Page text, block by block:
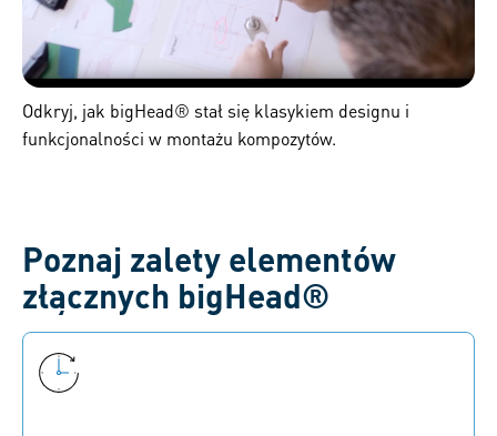
Odkryj, jak bigHead® stał się klasykiem designu i
funkcjonalności w montażu kompozytów.
Poznaj zalety elementów
złącznych bigHead®